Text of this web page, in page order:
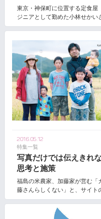
東京・神保町に位置する定食屋
ジニアとして勤めた小林せか
2016.05.12
特集一覧
写真だけでは伝えきれ
思考と施策
福島の米農家、加藤家が営む「
藤さんらしくない」と、サイト